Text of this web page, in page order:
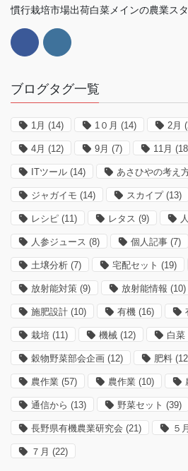
慣行栽培市場出荷白菜メインの農業ス
ブログタグ一覧
1月 (14) 1０月 (14) 2月
4月 (12) 9月 (7) 11月
ITツール (14) あさひやの考え
ジャガイモ (14) スカイプ(13)
レシピ (11) レタス (9)
人参ジュース (8) 個人記事 (7)
土壌分析 (7) 宅配セット (19)
放射能対策 (9) 放射能情報 (10)
施肥設計 (10) 有機 (16)
栽培 (11) 機械 (12) 白菜
穀物野菜部会企画 (12) 肥料
農作業 (57) 農作業 (10)
通信から (13) 野菜セット (39)
長野県有機農業研究会 (21) ５月
７月 (22)